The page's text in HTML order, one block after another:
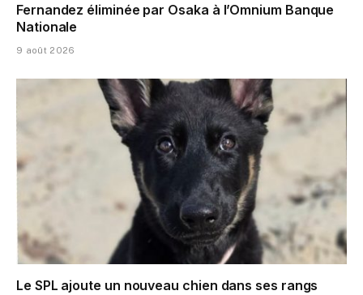
Fernandez éliminée par Osaka à l’Omnium Banque
Nationale
9 août 2026
Le SPL ajoute un nouveau chien dans ses rangs